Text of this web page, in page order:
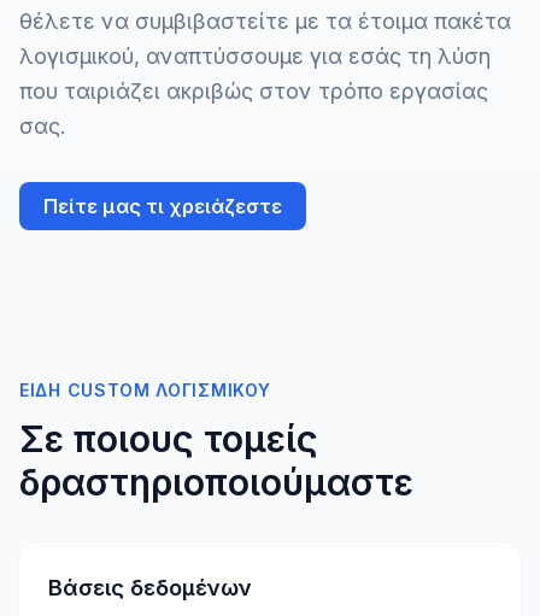
θέλετε να συμβιβαστείτε με τα έτοιμα πακέτα
λογισμικού, αναπτύσσουμε για εσάς τη λύση
που ταιριάζει ακριβώς στον τρόπο εργασίας
σας.
Πείτε μας τι χρειάζεστε
ΕΊΔΗ CUSTOM ΛΟΓΙΣΜΙΚΟΎ
Σε ποιους τομείς
δραστηριοποιούμαστε
Βάσεις δεδομένων